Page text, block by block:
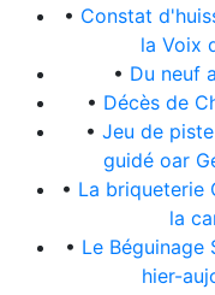
• Constat
la Voix
• Du neuf
• Décès de
• Jeu de
guidé oar
• La briqueterie
la
• Le Béguinage
hier-